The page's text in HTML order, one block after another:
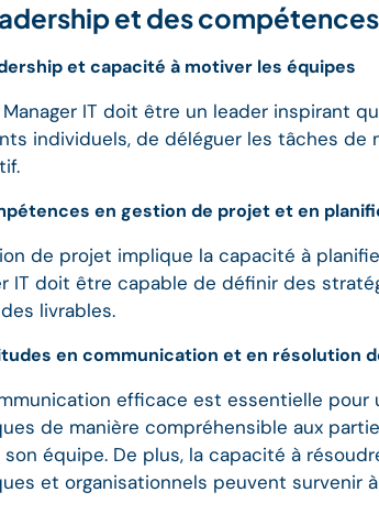
et des
et capacité à motiver les équipes
Manager IT doit être un leader inspirant
individuels, de déléguer les tâches
en gestion de projet et en
de projet implique la capacité à
IT doit être capable de définir des
livrables.
en communication et en résolution
efficace est essentielle
de manière compréhensible aux
son équipe. De plus, la capacité à
et organisationnels peuvent survenir